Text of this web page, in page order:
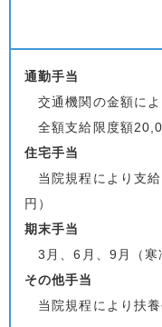
通勤手当
交通機関の金額によ
全額支給限度額
住宅手当
当院規程により支
円）
期末手当
3月、6月、9月（寒
その他手当
当院規程により扶養